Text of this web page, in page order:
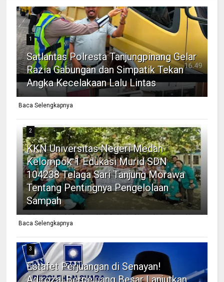
1
Satlantas Polresta Tanjungpinang Gelar
Razia Gabungan dan Simpatik Tekan
Angka Kecelakaan Lalu Lintas
Baca Selengkapnya
2
KKN Universitas Negeri Medan
Kelompok 1 Edukasi Murid SDN
104238 Telaga Sari Tanjung Morawa
Tentang Pentingnya Pengelolaan
Sampah
Baca Selengkapnya
3
Estafet Perjuangan di Senayan!
Adirozal Berpeluang Besar Lanjutkan